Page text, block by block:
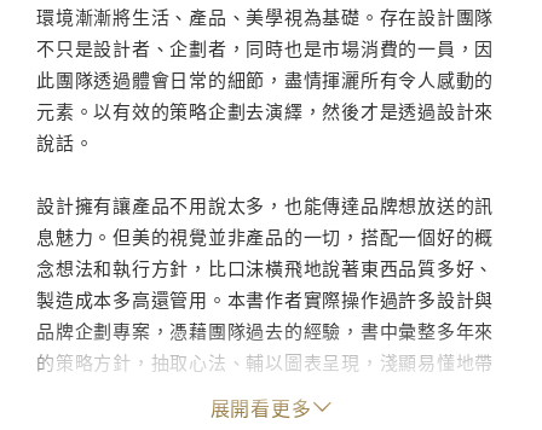
環境漸漸將生活、產品、美學視為基礎。存在設計團隊
不只是設計者、企劃者，同時也是市場消費的一員，因
此團隊透過體會日常的細節，盡情揮灑所有令人感動的
元素。以有效的策略企劃去演繹，然後才是透過設計來
說話。
設計擁有讓產品不用說太多，也能傳達品牌想放送的訊
息魅力。但美的視覺並非產品的一切，搭配一個好的概
念想法和執行方針，比口沫橫飛地說著東西品質多好、
製造成本多高還管用。本書作者實際操作過許多設計與
品牌企劃專案，憑藉團隊過去的經驗，書中彙整多年來
的策略方針，抽取心法、輔以圖表呈現，淺顯易懂地帶
讀者理解應用，透過有效的企劃，真正發揮設計的力
展開看更多